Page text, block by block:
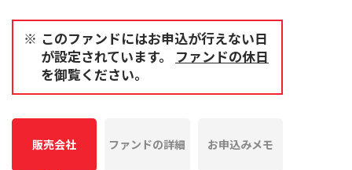
このファンドにはお申込が行えない日
が設定されています。 ファンドの休日
を御覧ください。
販売会社 ファンドの詳細 お申込みメモ